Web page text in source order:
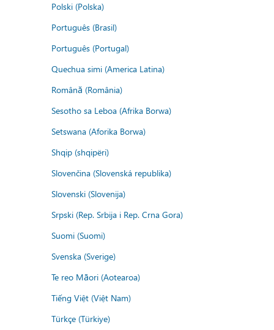
Polski (Polska)
Português (Brasil)
Português (Portugal)
Quechua simi (America Latina)
Română (România)
Sesotho sa Leboa (Afrika Borwa)
Setswana (Aforika Borwa)
Shqip (shqipëri)
Slovenčina (Slovenská republika)
Slovenski (Slovenija)
Srpski (Rep. Srbija i Rep. Crna Gora)
Suomi (Suomi)
Svenska (Sverige)
Te reo Māori (Aotearoa)
Tiếng Việt (Việt Nam)
Türkçe (Türkiye)